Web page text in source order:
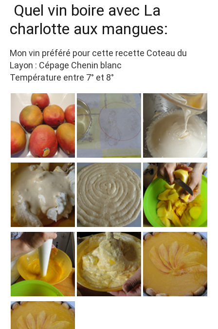
Quel vin boire avec La
charlotte aux mangues:
Mon vin préféré pour cette recette Coteau du
Layon : Cépage Chenin blanc
Température entre 7° et 8°